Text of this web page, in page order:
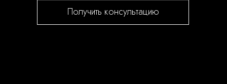
Получить консультацию